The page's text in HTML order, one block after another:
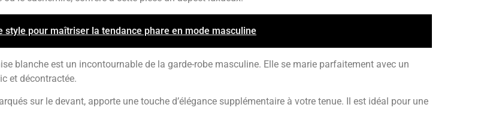
style pour maîtriser la tendance phare en mode masculine
blanche est un incontournable de la garde-robe masculine. Elle se marie parfaitement avec un
et décontractée.
sur le devant, apporte une touche d’élégance supplémentaire à votre tenue. Il est idéal pour une